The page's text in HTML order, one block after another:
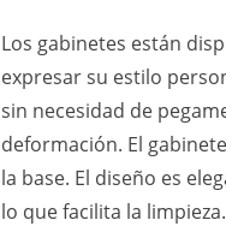
Los gabinetes están
expresar su estilo
sin necesidad de
deformación. El
la base. El diseño es
lo que facilita la